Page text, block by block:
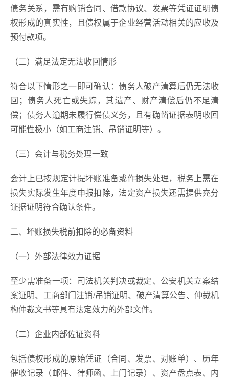
债务关系，需有购销合同、借款协议、发票等凭证证明债
权形成的真实性，且债权属于企业经营活动相关的应收及
预付款项。
（二）满足法定无法收回情形
符合以下情形之一即可确认：债务人破产清算后仍无法收
回；债务人死亡或失踪，其遗产、财产清偿后仍不足清
偿；债务人逾期未履行偿债义务，且有确凿证据表明收回
可能性极小（如工商注销、吊销证明等）。
（三）会计与税务处理一致
会计上已按规定计提坏账准备或作损失处理，税务上需在
损失实际发生年度申报扣除，法定资产损失还需提供充分
证据证明符合确认条件。
二、坏账损失税前扣除的必备资料
（一）外部法律效力证据
至少需准备一项：司法机关判决或裁定、公安机关立案结
案证明、工商部门注销/吊销证明、破产清算公告、仲裁机
构仲裁文书等具有法定效力的外部文件。
（二）企业内部佐证资料
包括债权形成的原始凭证（合同、发票、对账单）、历年
催收记录（邮件、律师函、上门记录）、资产盘点表、内